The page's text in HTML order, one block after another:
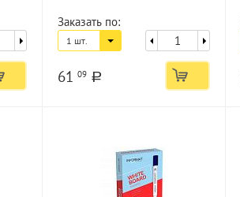
Заказать по:
1 шт.
61 09 a